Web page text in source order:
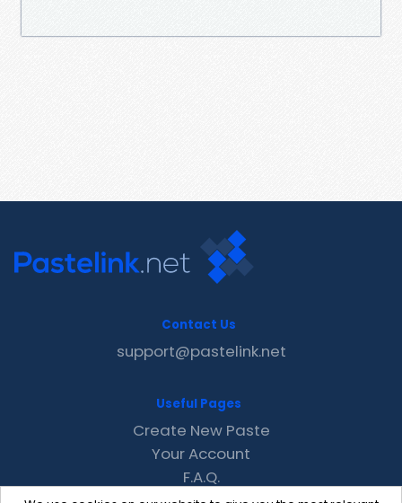
Contact Us
support@pastelink.net
Useful Pages
Create New Paste
Your Account
F.A.Q.